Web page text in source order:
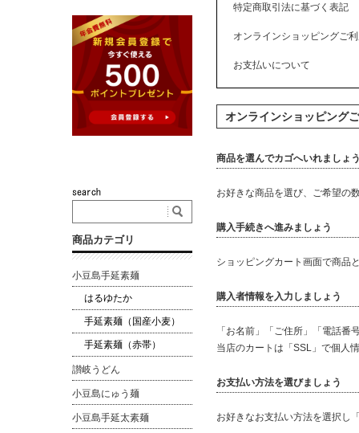
特定商取引法に基づく表記
オンラインショッピングご
お支払いについて
オンラインショッピング
商品を選んでカゴへいれましょ
お好きな商品を選び、ご希望の
購入手続きへ進みましょう
ショッピングカート画面で商品
購入者情報を入力しましょう
「お名前」「ご住所」「電話
当店のカートは「SSL」で個人
お支払い方法を選びましょう
お好きなお支払い方法を選択し
商品カテゴリ
小豆島手延素麺
はるゆたか
手延素麺（国産小麦）
手延素麺（赤帯）
讃岐うどん
小豆島にゅう麺
小豆島手延太素麺